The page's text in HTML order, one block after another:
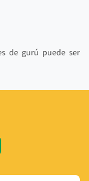
de gurú puede ser